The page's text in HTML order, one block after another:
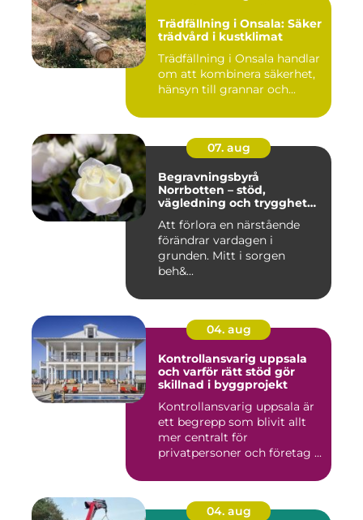
Trädfällning i Onsala: Säker
trädvård i kustklimat
Trädfällning i Onsala handlar
om att kombinera säkerhet,
hänsyn till grannar och...
07. aug
Begravningsbyrå
Norrbotten – stöd,
vägledning och trygghet
Att förlora en närstående
förändrar vardagen i
grunden. Mitt i sorgen
beh&...
04. aug
Kontrollansvarig uppsala
och varför rätt stöd gör
skillnad i byggprojekt
Kontrollansvarig uppsala är
ett begrepp som blivit allt
mer centralt för
privatpersoner och företag ...
04. aug